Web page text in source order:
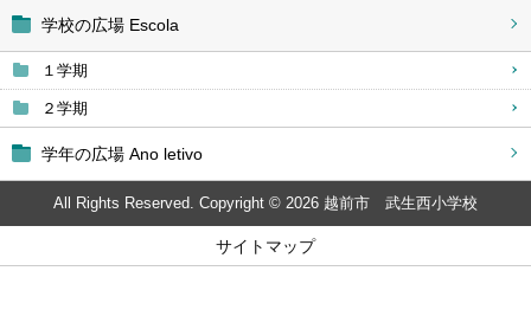
学校の広場 Escola
１学期
２学期
学年の広場 Ano letivo
All Rights Reserved. Copyright © 2026 越前市 武生西小学校
サイトマップ